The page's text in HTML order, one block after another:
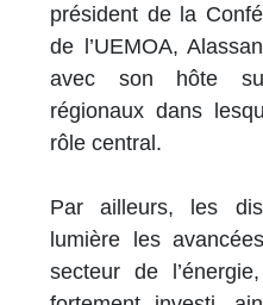
président de la
de l’UEMOA,
avec son hôte
régionaux dans
rôle central.
Par ailleurs, les
lumière les
secteur de